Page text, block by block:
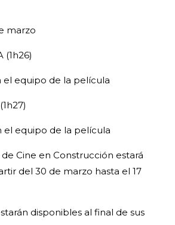
marzo
(1h26)
el equipo de la película
el equipo de la película
Cine en Construcción estará
del 30 de marzo hasta el 17
disponibles al final de sus